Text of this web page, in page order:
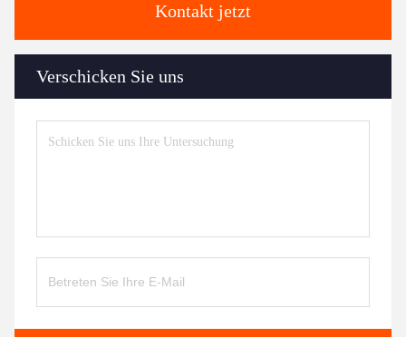
Kontakt jetzt
Verschicken Sie uns